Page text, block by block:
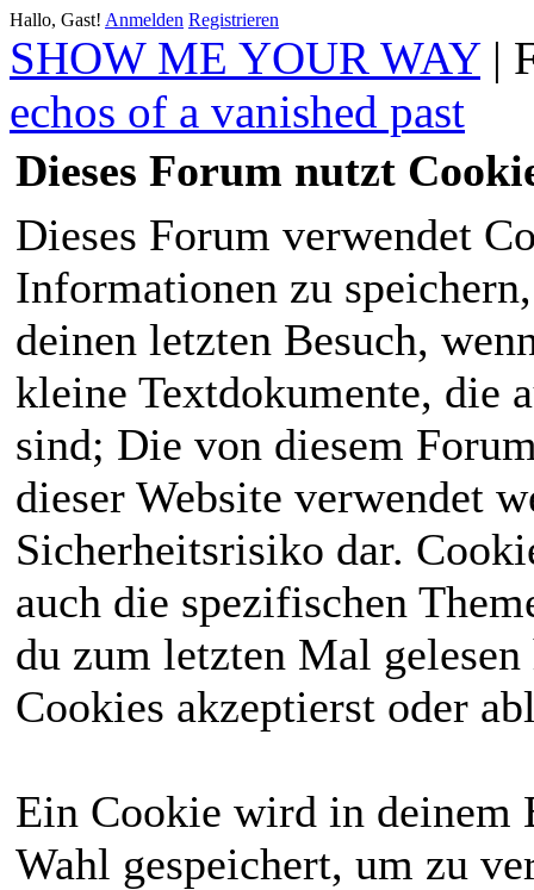
Hallo, Gast! Anmelden Registrieren
SHOW ME YOUR WAY|
echos of a vanished past
Dieses Forum nutzt
Dieses Forum verwendet
Informationen zu
deinen letzten Besuch,
kleine Textdokumente, die
sind; Die von diesem
dieser Website verwendet
Sicherheitsrisiko dar.
auch die spezifischen
du zum letzten Mal
Cookies akzeptierst oder
Ein Cookie wird in deinem
Wahl gespeichert, um zu